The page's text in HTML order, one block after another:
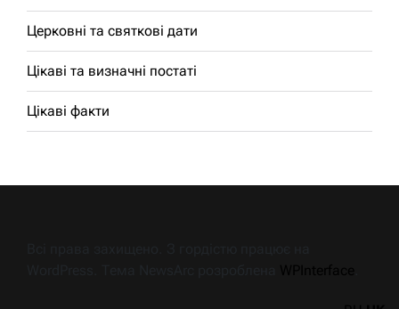
Церковні та святкові дати
Цікаві та визначні постаті
Цікаві факти